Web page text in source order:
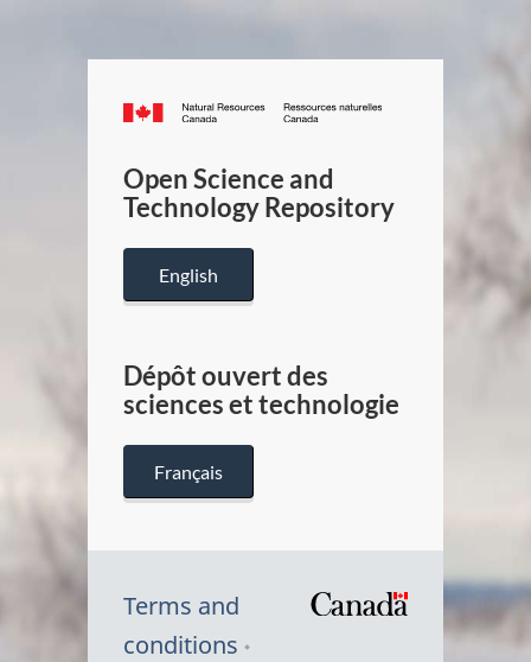
Canada.ca
/
Canada
Open Science and
Technology Repository
English
Dépôt ouvert des
sciences et technologie
Français
Terms and
conditions
Symbole